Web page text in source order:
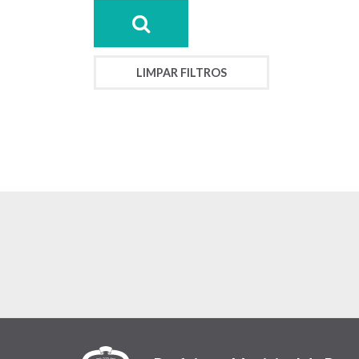
LIMPAR FILTROS